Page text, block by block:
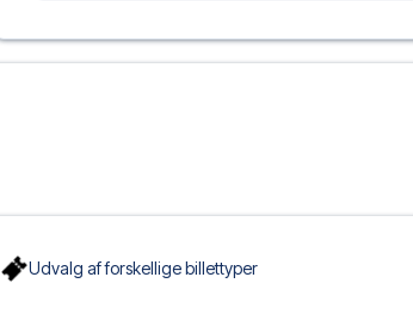
Udvalg af forskellige billettyper